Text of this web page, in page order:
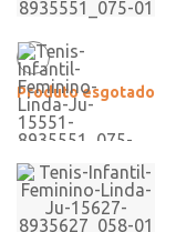
Produto esgotado